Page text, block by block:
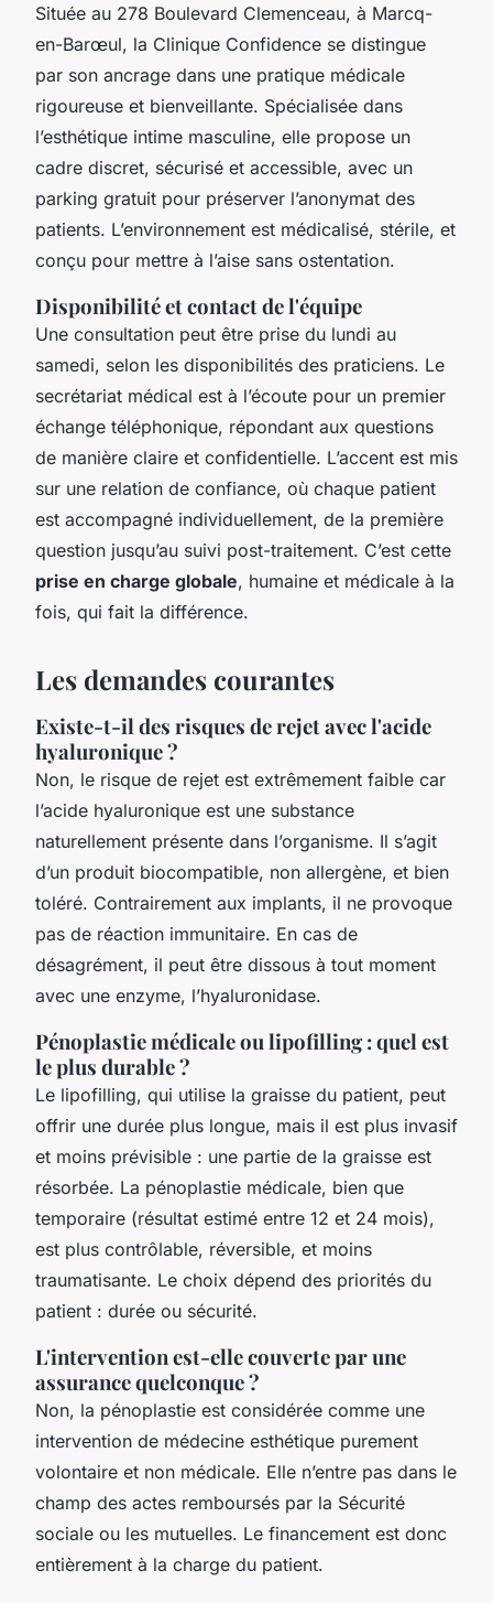
Située au 278 Boulevard Clemenceau, à Marcq-
en-Barœul, la Clinique Confidence se distingue
par son ancrage dans une pratique médicale
rigoureuse et bienveillante. Spécialisée dans
l’esthétique intime masculine, elle propose un
cadre discret, sécurisé et accessible, avec un
parking gratuit pour préserver l’anonymat des
patients. L’environnement est médicalisé, stérile, et
conçu pour mettre à l’aise sans ostentation.
Disponibilité et contact de l'équipe
Une consultation peut être prise du lundi au
samedi, selon les disponibilités des praticiens. Le
secrétariat médical est à l’écoute pour un premier
échange téléphonique, répondant aux questions
de manière claire et confidentielle. L’accent est mis
sur une relation de confiance, où chaque patient
est accompagné individuellement, de la première
question jusqu’au suivi post-traitement. C’est cette
prise en charge globale, humaine et médicale à la
fois, qui fait la différence.
Les demandes courantes
Existe-t-il des risques de rejet avec l'acide
hyaluronique ?
Non, le risque de rejet est extrêmement faible car
l’acide hyaluronique est une substance
naturellement présente dans l’organisme. Il s’agit
d’un produit biocompatible, non allergène, et bien
toléré. Contrairement aux implants, il ne provoque
pas de réaction immunitaire. En cas de
désagrément, il peut être dissous à tout moment
avec une enzyme, l’hyaluronidase.
Pénoplastie médicale ou lipofilling : quel est
le plus durable ?
Le lipofilling, qui utilise la graisse du patient, peut
offrir une durée plus longue, mais il est plus invasif
et moins prévisible : une partie de la graisse est
résorbée. La pénoplastie médicale, bien que
temporaire (résultat estimé entre 12 et 24 mois),
est plus contrôlable, réversible, et moins
traumatisante. Le choix dépend des priorités du
patient : durée ou sécurité.
L'intervention est-elle couverte par une
assurance quelconque ?
Non, la pénoplastie est considérée comme une
intervention de médecine esthétique purement
volontaire et non médicale. Elle n’entre pas dans le
champ des actes remboursés par la Sécurité
sociale ou les mutuelles. Le financement est donc
entièrement à la charge du patient.